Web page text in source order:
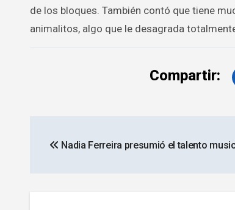
de los bloques. También contó que tiene
animalitos, algo que le desagrada
Compartir:
de
Nadia Ferreira presumió el talento